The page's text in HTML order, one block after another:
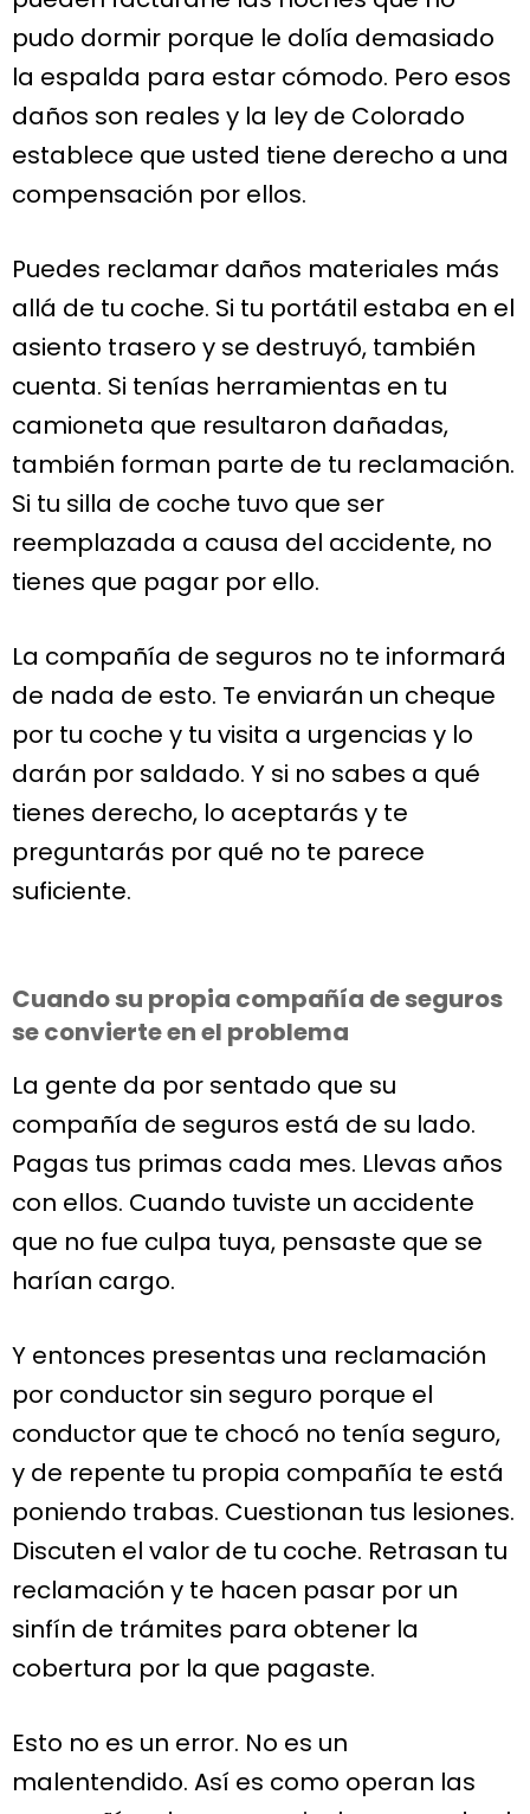
pudo dormir porque le dolía demasiado
la espalda para estar cómodo. Pero esos
daños son reales y la ley de Colorado
establece que usted tiene derecho a una
compensación por ellos.
Puedes reclamar daños materiales más
allá de tu coche. Si tu portátil estaba en el
asiento trasero y se destruyó, también
cuenta. Si tenías herramientas en tu
camioneta que resultaron dañadas,
también forman parte de tu reclamación.
Si tu silla de coche tuvo que ser
reemplazada a causa del accidente, no
tienes que pagar por ello.
La compañía de seguros no te informará
de nada de esto. Te enviarán un cheque
por tu coche y tu visita a urgencias y lo
darán por saldado. Y si no sabes a qué
tienes derecho, lo aceptarás y te
preguntarás por qué no te parece
suficiente.
Cuando su propia compañía de seguros
se convierte en el problema
La gente da por sentado que su
compañía de seguros está de su lado.
Pagas tus primas cada mes. Llevas años
con ellos. Cuando tuviste un accidente
que no fue culpa tuya, pensaste que se
harían cargo.
Y entonces presentas una reclamación
por conductor sin seguro porque el
conductor que te chocó no tenía seguro,
y de repente tu propia compañía te está
poniendo trabas. Cuestionan tus lesiones.
Discuten el valor de tu coche. Retrasan tu
reclamación y te hacen pasar por un
sinfín de trámites para obtener la
cobertura por la que pagaste.
Esto no es un error. No es un
malentendido. Así es como operan las